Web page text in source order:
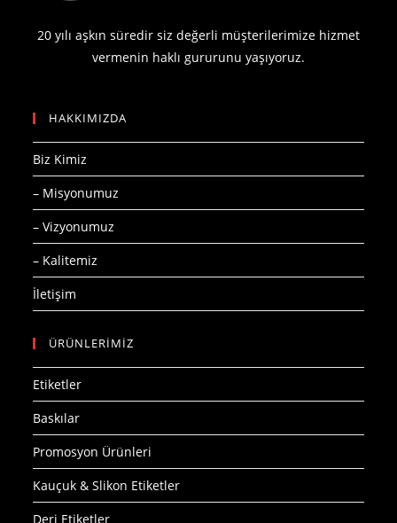
20 yılı aşkın süredir siz değerli müşterilerimize hizmet
vermenin haklı gururunu yaşıyoruz.
HAKKIMIZDA
Biz Kimiz
– Misyonumuz
– Vizyonumuz
– Kalitemiz
İletişim
ÜRÜNLERİMİZ
Etiketler
Baskılar
Promosyon Ürünleri
Kauçuk & Slikon Etiketler
Deri Etiketler